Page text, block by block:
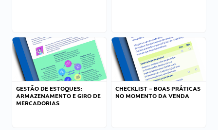
GESTÃO DE ESTOQUES:
ARMAZENAMENTO E GIRO DE
MERCADORIAS
CHECKLIST – BOAS PRÁTICAS
NO MOMENTO DA VENDA